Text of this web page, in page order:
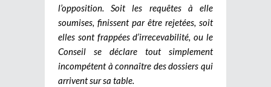
l’opposition. Soit les requêtes à elle
soumises, finissent par être rejetées, soit
elles sont frappées d’irrecevabilité, ou le
Conseil se déclare tout simplement
incompétent à connaître des dossiers qui
arrivent sur sa table.